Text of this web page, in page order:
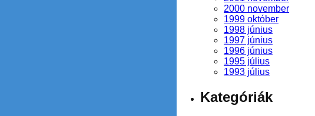
2000 november
1999 október
1998 június
1997 június
1996 június
1995 július
1993 július
Kategóriák